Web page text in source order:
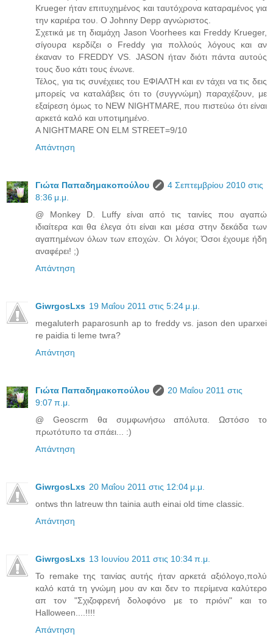
Krueger ήταν επιτυχημένος και ταυτόχρονα καταραμένος για
την καριέρα του. Ο Johnny Depp αγνώριστος.
Σχετικά με τη διαμάχη Jason Voorhees και Freddy Krueger,
σίγουρα κερδίζει ο Freddy για πολλούς λόγους και αν
έκαναν το FREDDY VS. JASON ήταν διότι πάντα αυτούς
τους δυο κάτι τους ένωνε.
Τέλος, για τις συνέχειες του ΕΦΙΑΛΤΗ και εν τάχει να τις δεις
μπορείς να καταλάβεις ότι το (συγγνώμη) παραχέζουν, με
εξαίρεση όμως το NEW NIGHTMARE, που πιστεύω ότι είναι
αρκετά καλό και υποτιμημένο.
A NIGHTMARE ON ELM STREET=9/10
Απάντηση
Γιώτα Παπαδημακοπούλου
4 Σεπτεμβρίου 2010 στις
8:36 μ.μ.
@ Monkey D. Luffy είναι από τις ταινίες που αγαπώ
ιδιαίτερα και θα έλεγα ότι είναι και μέσα στην δεκάδα των
αγαπημένων όλων των εποχών. Οι λόγοι; Όσοι έχουμε ήδη
αναφέρει! ;)
Απάντηση
GiwrgosLxs 19 Μαΐου 2011 στις 5:24 μ.μ.
megaluterh paparosunh ap to freddy vs. jason den uparxei
re paidia ti leme twra?
Απάντηση
Γιώτα Παπαδημακοπούλου
20 Μαΐου 2011 στις
9:07 π.μ.
@ Geoscrm θα συμφωνήσω απόλυτα. Ωστόσο το
πρωτότυπο τα σπάει... :)
Απάντηση
GiwrgosLxs 20 Μαΐου 2011 στις 12:04 μ.μ.
ontws thn latreuw thn tainia auth einai old time classic.
Απάντηση
GiwrgosLxs 13 Ιουνίου 2011 στις 10:34 π.μ.
Το remake της ταινίας αυτής ήταν αρκετά αξιόλογο,πολύ
καλό κατά τη γνώμη μου αν και δεν το περίμενα καλύτερο
απ τον "Σχιζοφρενή δολοφόνο με το πριόνι" και το
Halloween....!!!!
Απάντηση